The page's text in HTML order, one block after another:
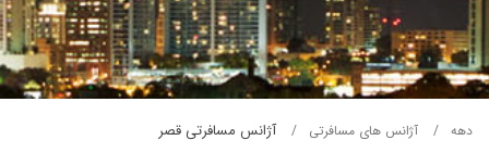
دهه آژانس های مسافرتی آژانس مسافرتی قصر